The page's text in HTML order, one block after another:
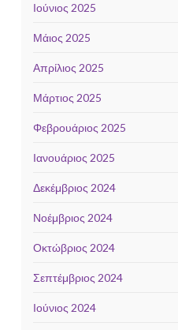
Ιούνιος 2025
Μάιος 2025
Απρίλιος 2025
Μάρτιος 2025
Φεβρουάριος 2025
Ιανουάριος 2025
Δεκέμβριος 2024
Νοέμβριος 2024
Οκτώβριος 2024
Σεπτέμβριος 2024
Ιούνιος 2024